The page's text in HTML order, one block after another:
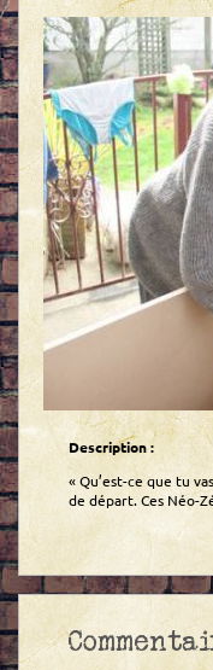
Description :
« Qu’est-ce que tu
de départ. Ces Néo-